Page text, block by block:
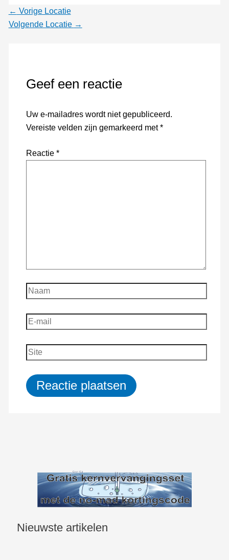
← Vorige Locatie
Volgende Locatie →
Geef een reactie
Uw e-mailadres wordt niet gepubliceerd.
Vereiste velden zijn gemarkeerd met*
Reactie *
Naam
E-
mail
Site
Nieuwste artikelen